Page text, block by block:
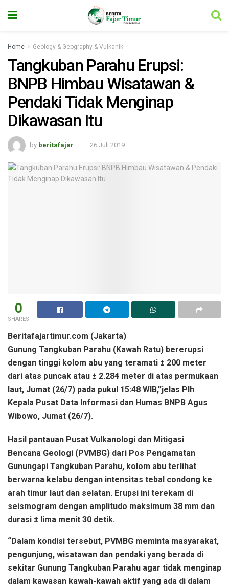
Home Geology & Geography & Vulkanik
Tangkuban Parahu Erupsi:
BNPB Himbau Wisatawan &
Pendaki Tidak Menginap
Dikawasan Itu
by beritafajar 26 Juli 2019
0
SHARES
Beritafajartimur.com (Jakarta)
Gunung Tangkuban Parahu (Kawah Ratu) bererupsi
dengan tinggi kolom abu yang teramati ± 200 meter
dari atas puncak atau ± 2.284 meter di atas permukaan
laut, Jumat (26/7) pada pukul 15:48 WIB,”jelas Plh
Kepala Pusat Data Informasi dan Humas BNPB Agus
Wibowo, Jumat (26/7).
Hasil pantauan Pusat Vulkanologi dan Mitigasi
Bencana Geologi (PVMBG) dari Pos Pengamatan
Gunungapi Tangkuban Parahu, kolom abu terlihat
berwarna kelabu dengan intensitas tebal condong ke
arah timur laut dan selatan. Erupsi ini terekam di
seismogram dengan amplitudo maksimum 38 mm dan
durasi ± lima menit 30 detik.
“Dalam kondisi tersebut, PVMBG meminta masyarakat,
pengunjung, wisatawan dan pendaki yang berada di
sekitar Gunung Tangkuban Parahu agar tidak menginap
dalam kawasan kawah-kawah aktif yang ada di dalam